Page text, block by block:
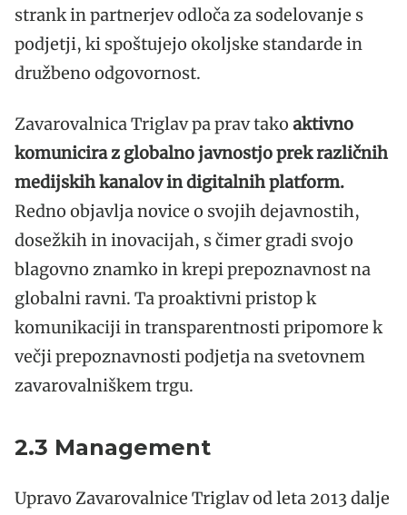
strank in partnerjev odloča za sodelovanje s
podjetji, ki spoštujejo okoljske standarde in
družbeno odgovornost.
Zavarovalnica Triglav pa prav tako aktivno
komunicira z globalno javnostjo prek različnih
medijskih kanalov in digitalnih platform.
Redno objavlja novice o svojih dejavnostih,
dosežkih in inovacijah, s čimer gradi svojo
blagovno znamko in krepi prepoznavnost na
globalni ravni. Ta proaktivni pristop k
komunikaciji in transparentnosti pripomore k
večji prepoznavnosti podjetja na svetovnem
zavarovalniškem trgu.
2.3 Management
Upravo Zavarovalnice Triglav od leta 2013 dalje